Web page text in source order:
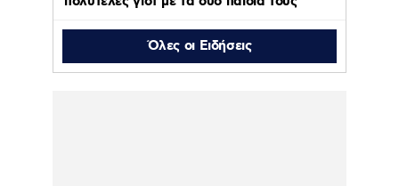
Όλες οι Ειδήσεις